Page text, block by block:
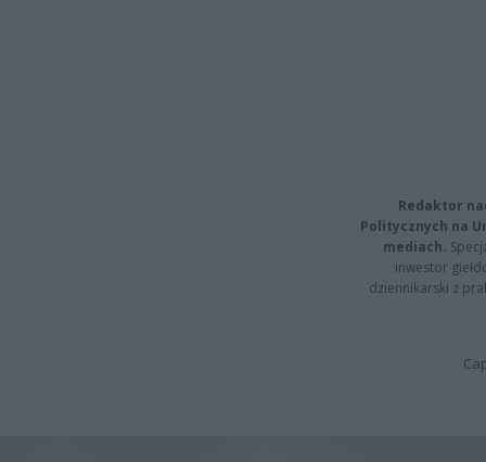
Redaktor
Politycznych na
mediach.
inwestor
dziennikarski z